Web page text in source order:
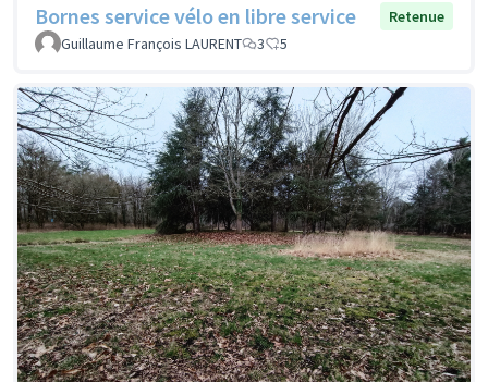
Bornes service vélo en libre service
Retenue
Guillaume François LAURENT
3 5